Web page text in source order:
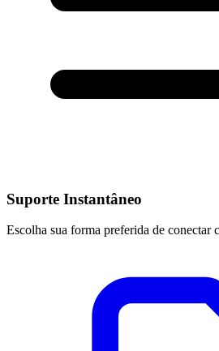
Suporte Instantâneo
Escolha sua forma preferida de conectar